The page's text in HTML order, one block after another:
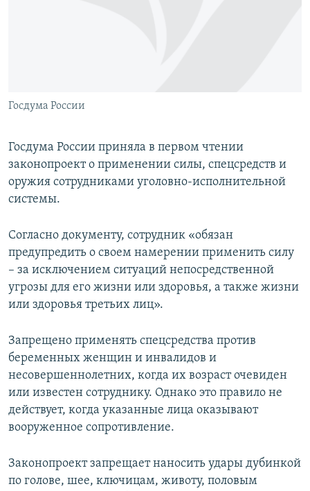
Все сайты RFE/RL
Госдума России
Госдума России приняла в первом чтении
законопроект о применении силы, спецсредств и
оружия сотрудниками уголовно-исполнительной
системы.
Согласно документу, сотрудник «обязан
предупредить о своем намерении применить силу
– за исключением ситуаций непосредственной
угрозы для его жизни или здоровья, а также жизни
или здоровья третьих лиц».
Запрещено применять спецсредства против
беременных женщин и инвалидов и
несовершеннолетних, когда их возраст очевиден
или известен сотруднику. Однако это правило не
действует, когда указанные лица оказывают
вооруженное сопротивление.
Законопроект запрещает наносить удары дубинкой
по голове, шее, ключицам, животу, половым